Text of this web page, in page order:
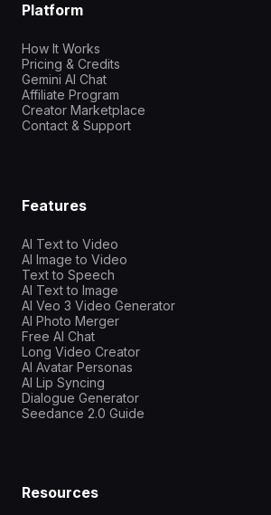
Platform
How It Works
Pricing & Credits
Gemini AI Chat
Affiliate Program
Creator Marketplace
Contact & Support
Features
AI Text to Video
AI Image to Video
Text to Speech
AI Text to Image
AI Veo 3 Video Generator
AI Photo Merger
Free AI Chat
Long Video Creator
AI Avatar Personas
AI Lip Syncing
Dialogue Generator
Seedance 2.0 Guide
Resources